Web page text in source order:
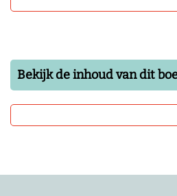
Bekijk de inhoud van dit